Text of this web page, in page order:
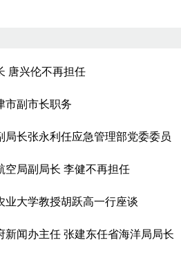
唐兴伦不再担任
市副市长职务
局长张永利任应急管理部党委委员
空局副局长 李健不再担任
业大学教授胡跃高一行座谈
新闻办主任 张建东任省海洋局局长